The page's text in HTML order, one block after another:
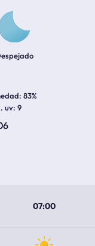
83%
uv 9
07:00